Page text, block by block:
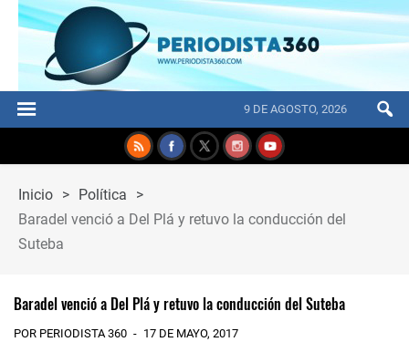
9 DE AGOSTO, 2026
Inicio > Política
>
Baradel venció a Del Plá y retuvo la conducción del
Suteba
Baradel venció a Del Plá y retuvo la conducción del Suteba
POR PERIODISTA 360 17 DE MAYO, 2017